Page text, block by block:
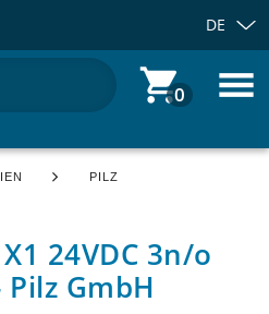
DE
0
PILZ
24VDC 3n/o
Pilz GmbH